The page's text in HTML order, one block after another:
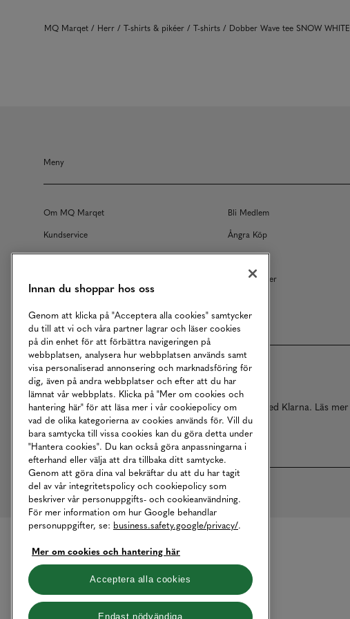
MQ Marqet Herr T-shirts & pikéer T-shirts Dobber Wave tee SNOW WHITE
Meny
Om MQ Marqet Bli Medlem
Kundservice
Ångra Köp
Returer
Köpvillkor
Våra Tjänster
Betalningar online sköts i samarbete med Klarna. Läs mer
Innan du shoppar hos oss
Genom att klicka på "Acceptera alla cookies" samtycker
du till att vi och våra partner lagrar och läser cookies
på din enhet för att förbättra navigeringen på
webbplatsen, analysera hur webbplatsen används samt
visa personaliserad annonsering och marknadsföring för
dig, även på andra webbplatser och efter att du har
lämnat vår webbplats. Klicka på "Mer om cookies och
hantering här" för att läsa mer i vår cookiepolicy om
vad de olika kategorierna av cookies används för. Vill du
bara samtycka till vissa cookies kan du göra detta under
"Hantera cookies". Du kan också göra anpassningarna i
efterhand eller välja att dra tillbaka ditt samtycke.
Genom att göra dina val bekräftar du att du har tagit
del av vår integritetspolicy och cookiepolicy som
beskriver vår personuppgifts- och cookieanvändning.
För mer information om hur Google behandlar
personuppgifter, se: business.safety.google/privacy/.
Mer om cookies och hantering här
Acceptera alla cookies
Endast nödvändiga